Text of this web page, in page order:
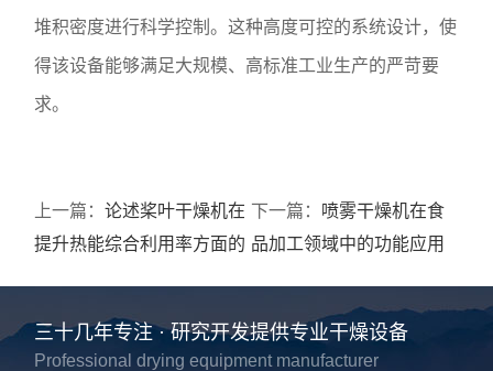
堆积密度进行科学控制。这种高度可控的系统设计，使
得该设备能够满足大规模、高标准工业生产的严苛要
求。
上一篇：论述桨叶干燥机在
提升热能综合利用率方面的
下一篇： 喷雾干燥机在食
品加工领域中的功能应用
三十几年专注 · 研究开发提供专业干燥设备
Professional drying equipment manufacturer